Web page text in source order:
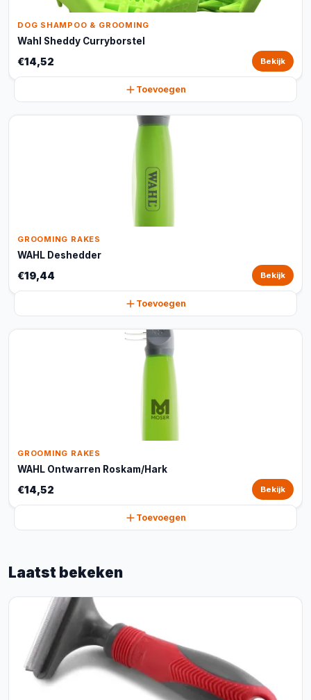
DOG SHAMPOO & GROOMING
Wahl Sheddy Curryborstel
€14,52 Bekijk
Toevoegen
GROOMING RAKES
WAHL Deshedder
€19,44 Bekijk
Toevoegen
GROOMING RAKES
WAHL Ontwarren Roskam/Hark
€14,52 Bekijk
Toevoegen
Laatst bekeken